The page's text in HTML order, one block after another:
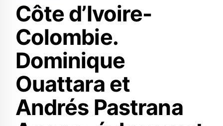
Côte d’Ivoire-
Colombie.
Dominique
Ouattara et
Andrés Pastrana